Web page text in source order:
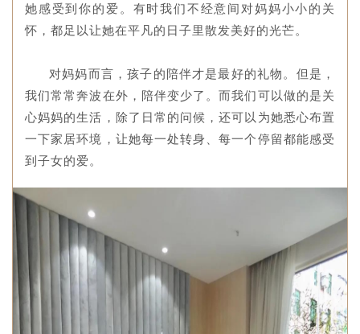
她感受到你的爱。有时我们不经意间对妈妈小小的关
怀，都足以让她在平凡的日子里散发美好的光芒。
对妈妈而言，孩子的陪伴才是最好的礼物。但是，
我们常常奔波在外，陪伴变少了。而我们可以做的是关
心妈妈的生活，除了日常的问候，还可以为她悉心布置
一下家居环境，让她每一处转身、每一个停留都能感受
到子女的爱。